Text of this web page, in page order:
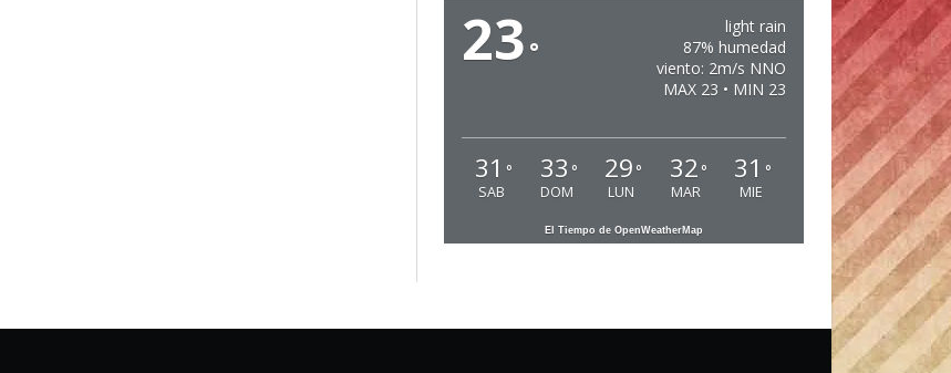
23 °
light rain
87% humedad
viento: 2m/s NNO
MAX 23 • MIN 23
31 °
SAB
33 °
DOM
29 °
LUN
32 °
MAR
31 °
MIE
El Tiempo de OpenWeatherMap